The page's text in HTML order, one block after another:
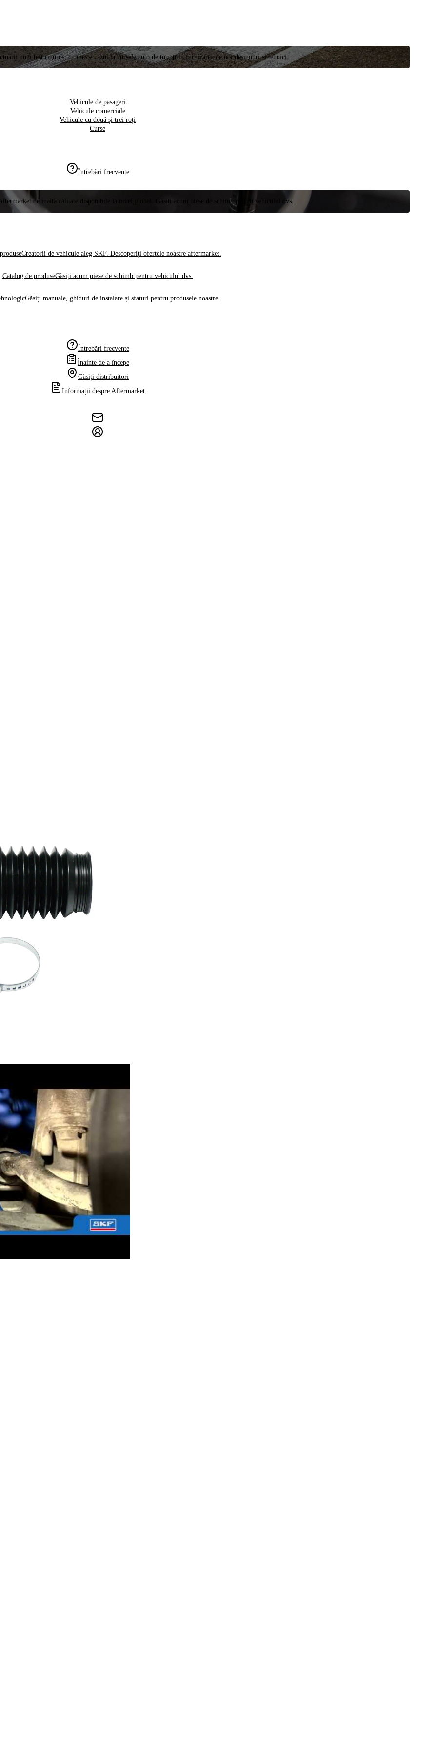
unui test riguros, cu meste cazul la cursele auto de top, prin furnizarea de noi designuri și tehnici.
Vehicule de pasageri
Vehicule comerciale
Vehicule cu două și trei roți
Curse
Întrebări frecvente
de înaltă calitate disponibile la nivel global. Găsiți acum piese de schimb pentru vehiculul dvs.
Creatorii de vehicule aleg SKF. Descoperiți ofertele noastre aftermarket.
Catalog de produseGăsiți acum piese de schimb pentru vehiculul dvs.
Găsiți manuale, ghiduri de instalare și sfaturi pentru produsele noastre.
Întrebări frecvente
Înainte de a începe
Găsiți distribuitori
Informații despre Aftermarket